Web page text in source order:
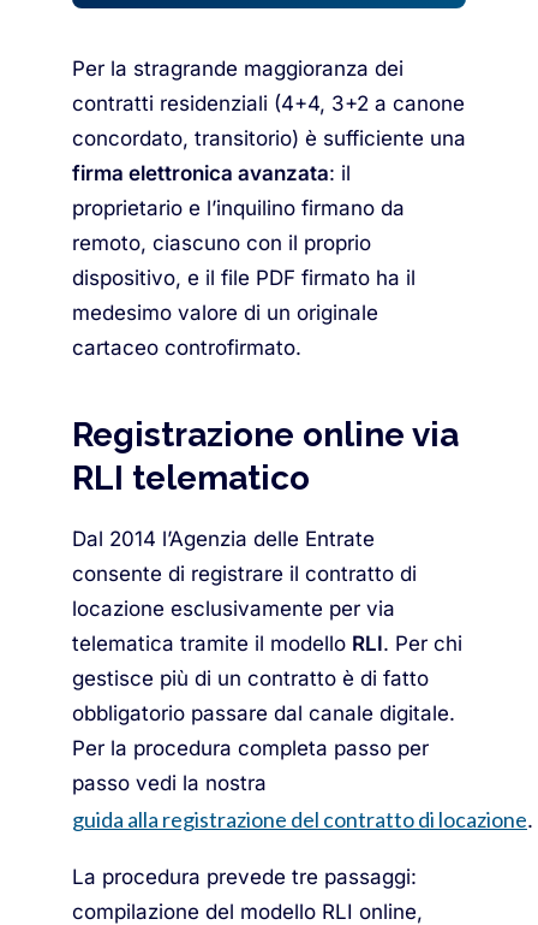
Per la stragrande maggioranza dei
contratti residenziali (4+4, 3+2 a canone
concordato, transitorio) è sufficiente una
firma elettronica avanzata: il
proprietario e l’inquilino firmano da
remoto, ciascuno con il proprio
dispositivo, e il file PDF firmato ha il
medesimo valore di un originale
cartaceo controfirmato.
Registrazione online via
RLI telematico
Dal 2014 l’Agenzia delle Entrate
consente di registrare il contratto di
locazione esclusivamente per via
telematica tramite il modello RLI. Per chi
gestisce più di un contratto è di fatto
obbligatorio passare dal canale digitale.
Per la procedura completa passo per
passo vedi la nostra
guida alla registrazione del contratto di locazione.
La procedura prevede tre passaggi:
compilazione del modello RLI online,